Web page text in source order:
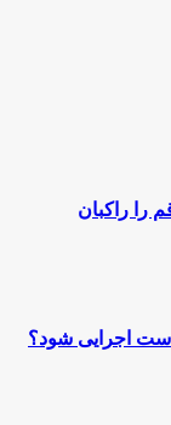
قم را راکبان
است اجرایی شود؟